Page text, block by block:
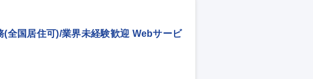
ト等に関わることもあります。 募集職種 【マ
無/副業可
(全国居住可)/業界未経験歓迎 Webサービ